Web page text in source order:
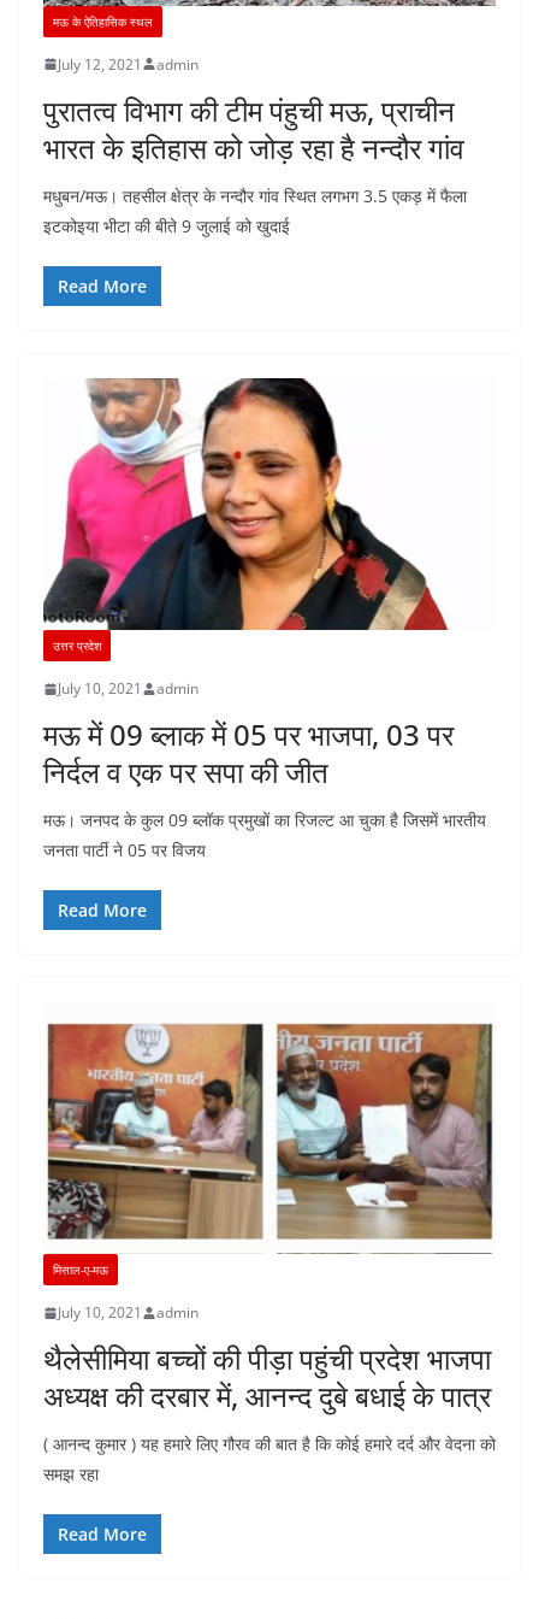
मऊ के ऐतिहासिक स्थल
July 12, 2021 admin
पुरातत्व विभाग की टीम पंहुची मऊ, प्राचीन
भारत के इतिहास को जोड़ रहा है नन्दौर गांव
मधुबन/मऊ। तहसील क्षेत्र के नन्दौर गांव स्थित लगभग 3.5 एकड़ में फैला
इटकोइया भीटा की बीते 9 जुलाई को खुदाई
Read More
उत्तर प्रदेश
July 10, 2021 admin
मऊ में 09 ब्लाक में 05 पर भाजपा, 03 पर
निर्दल व एक पर सपा की जीत
मऊ। जनपद के कुल 09 ब्लॉक प्रमुखों का रिजल्ट आ चुका है जिसमें भारतीय
जनता पार्टी ने 05 पर विजय
Read More
मिसाल-ए-मऊ
July 10, 2021 admin
थैलेसीमिया बच्चों की पीड़ा पहुंची प्रदेश भाजपा
अध्यक्ष की दरबार में, आनन्द दुबे बधाई के पात्र
( आनन्द कुमार ) यह हमारे लिए गौरव की बात है कि कोई हमारे दर्द और वेदना को
समझ रहा
Read More